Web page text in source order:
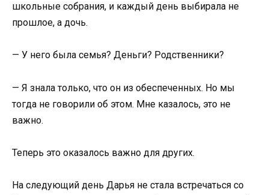
школьные собрания, и каждый день выбирала не
прошлое, а дочь.
— У него была семья? Деньги? Родственники?
— Я знала только, что он из обеспеченных. Но мы
тогда не говорили об этом. Мне казалось, это не
важно.
Теперь это оказалось важно для других.
На следующий день Дарья не стала встречаться со